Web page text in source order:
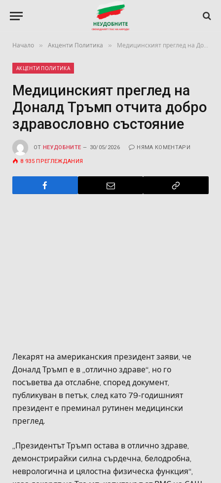
Начало » Акценти Политика » Медицинският преглед на Доналд Тръмп отчита добро здравословно състояние
АКЦЕНТИ ПОЛИТИКА
Медицинският преглед на
Доналд Тръмп отчита добро
здравословно състояние
ОТ НЕУДОБНИТЕ 30/05/2026 НЯМА КОМЕНТАРИ
8 935 ПРЕГЛЕЖДАНИЯ
Лекарят на американския президент заяви, че
Доналд Тръмп е в „отлично здраве“, но го
посъветва да отслабне, според документ,
публикуван в петък, след като 79-годишният
президент е преминал рутинен медицински
преглед.
„Президентът Тръмп остава в отлично здраве,
демонстрирайки силна сърдечна, белодробна,
неврологична и цялостна физическа функция“,